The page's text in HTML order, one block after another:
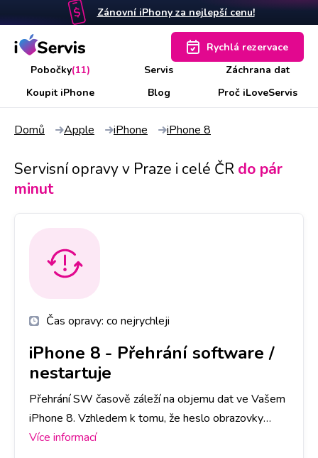
Zánovní iPhony za nejlepší cenu!
Pobočky(11) Servis
Záchrana dat
Koupit iPhone
Blog Proč iLoveServis
Rychlá rezervace
Domů Apple iPhone iPhone 8
Servisní opravy v Praze i celé ČR do pár
minut
Čas opravy: co nejrychleji
iPhone 8 - Přehrání software /
nestartuje
Přehrání SW časově záleží na objemu dat ve Vašem
iPhone 8. Vzhledem k tomu, že heslo obrazovky
slouží jako ochrana dat ve Vašem telefonu, je nutné
Více informací